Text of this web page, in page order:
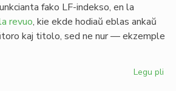
fako LF-indekso, en la
revuo, kie ekde hodiaŭ eblas ankaŭ
kaj titolo, sed ne nur — ekzemple
Legu pli